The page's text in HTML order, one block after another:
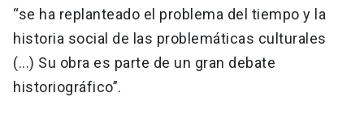
“se ha replanteado el problema del tiempo y la
historia social de las problemáticas culturales
(...) Su obra es parte de un gran debate
historiográfico”.